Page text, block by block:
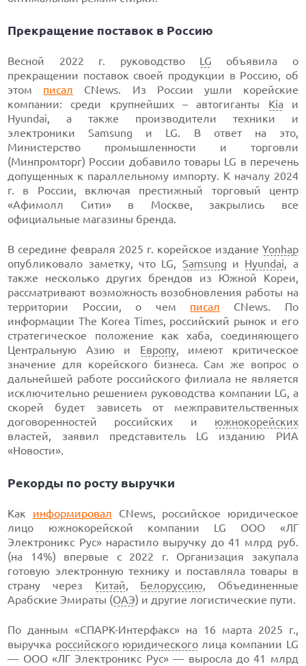
Прекращение поставок в Россию
Весной 2022 г. руководство LG объявила о
прекращении поставок своей продукции в Россию, об
этом писал CNews. Из России ушли корейские
компании: среди крупнейших – автогиганты Kiaи
Hyundai, а также производители техники и
электроники Samsung и LG. В ответ на это,
Министерство промышленности и торговли
(Минпромторг) России добавило товары LG в перечень
допущенных к параллельному импорту. К началу 2024
г. в России, включая престижный торговый центр
«Афимолл Сити» в Москве, закрылись все
официальные магазины бренда.
В середине февраля 2025 г. корейское издание Yonhap
опубликовало заметку, что LG, Samsung и Hyundai, а
также несколько других брендов из Южной Кореи,
рассматривают возможность возобновления работы на
территории России, о чем писал CNews. По
информации The Korea Times, российский рынок и его
стратегическое положение как хаба, соединяющего
Центральную Азию и Европу, имеют критическое
значение для корейского бизнеса. Сам же вопрос о
дальнейшей работе российского филиала не является
исключительно решением руководства компании LG, а
скорей будет зависеть от межправительственных
договоренностей российских и южнокорейских
властей, заявил представитель LG изданию РИА
«Новости».
Рекорды по росту выручки
Как информировал CNews, российское юридическое
лицо южнокорейской компании LG ООО «ЛГ
Электроникс Рус» нарастило выручку до 41 млрд руб.
(на 14%) впервые с 2022 г. Организация закупала
готовую электронную технику и поставляла товары в
страну через Китай, Белоруссию, Объединенные
Арабские Эмираты (ОАЭ) и другие логистические пути.
По данным «СПАРК-Интерфакс» на 16 марта 2025 г.,
выручка российского юридическоголица компании LG
— ООО «ЛГ Электроникс Рус» — выросла до 41 млрд